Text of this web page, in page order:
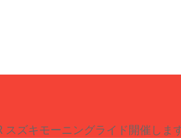
ズキモーニングライド開催します